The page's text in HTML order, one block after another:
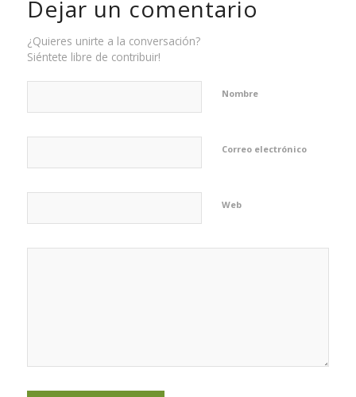
Dejar un comentario
¿Quieres unirte a la conversación?
Siéntete libre de contribuir!
Nombre
Correo electrónico
Web